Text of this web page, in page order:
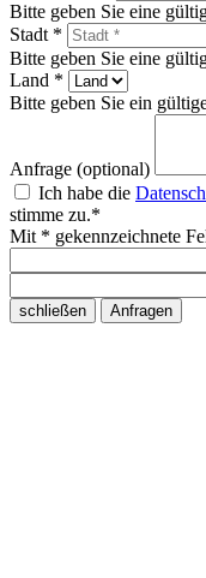
Bitte geben Sie eine
Stadt *
Bitte geben Sie eine
Land *
Bitte geben Sie ein
Anfrage (optional)
Ich habe die
stimme zu.*
Mit * gekennzeichnete
schließen Anfragen